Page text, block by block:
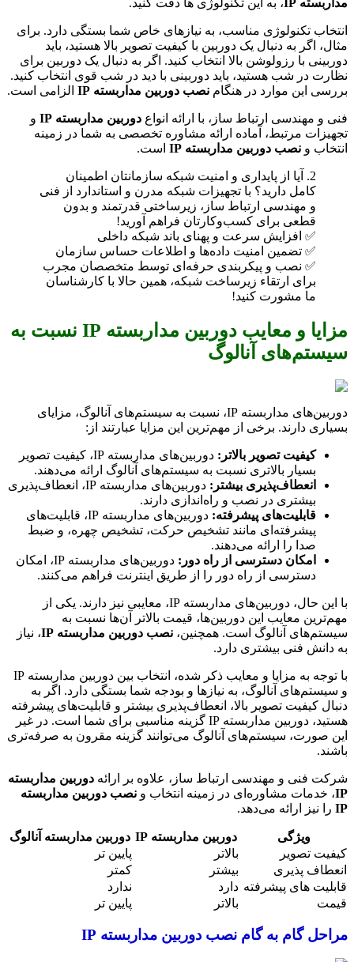
مداربسته IP ، به این تکنولوژی ها دقت کنید.
انتخاب تکنولوژی مناسب، به نیازهای خاص شما بستگی دارد. برای
مثال، اگر به دنبال یک دوربین با کیفیت تصویر بالا هستید، باید
دوربینی با رزولوشن بالا انتخاب کنید. اگر به دنبال یک دوربین برای
نظارت در شب هستید، باید دوربینی با دید در شب قوی انتخاب کنید.
بررسی این موارد در هنگام نصب دوربین مداربسته IP الزامی است.
فنی و مهندسی ارتباط ساز، با ارائه انواع دوربین مداربسته IP
و
تجهیزات مرتبط، آماده ارائه مشاوره تخصصی به شما در زمینه
انتخاب و نصب دوربین مداربسته IP است.
2. آیا از پایداری و امنیت شبکه سازمانتان اطمینان
کامل دارید؟ با تجهیزات شبکه مدرن و استاندارد از فنی
و مهندسی ارتباط ساز، زیرساختی قدرتمند و بدون
قطعی برای کسب‌وکارتان فراهم آورید!
✅ افزایش سرعت و پهنای باند شبکه داخلی
✅ تضمین امنیت داده‌ها و اطلاعات حساس سازمان
✅ نصب و پیکربندی حرفه‌ای توسط متخصصان مجرب
برای ارتقاء زیرساخت شبکه، همین حالا با کارشناسان
ما مشورت کنید!
مزایا و معایب دوربین مداربسته IP نسبت به
سیستم‌های آنالوگ
دوربین‌های مداربسته IP، نسبت به سیستم‌های آنالوگ، مزایای
بسیاری دارند. برخی از مهم‌ترین این مزایا عبارتند از:
کیفیت تصویر بالاتر:
دوربین‌های مداربسته IP، کیفیت تصویر
بسیار بالاتری نسبت به سیستم‌های آنالوگ ارائه می‌دهند.
انعطاف‌پذیری بیشتر:
دوربین‌های مداربسته IP، انعطاف‌پذیری
بیشتری در نصب و راه‌اندازی دارند.
قابلیت‌های پیشرفته:
دوربین‌های مداربسته IP، قابلیت‌های
پیشرفته‌ای مانند تشخیص حرکت، تشخیص چهره، و ضبط
صدا را ارائه می‌دهند.
امکان دسترسی از راه دور:
دوربین‌های مداربسته IP، امکان
دسترسی از راه دور را از طریق اینترنت فراهم می‌کنند.
با این حال، دوربین‌های مداربسته IP، معایبی نیز دارند. یکی از
مهم‌ترین معایب این دوربین‌ها، قیمت بالاتر آن‌ها نسبت به
سیستم‌های آنالوگ است. همچنین، نصب دوربین مداربسته IP
، نیاز
به دانش فنی بیشتری دارد.
با توجه به مزایا و معایب ذکر شده، انتخاب بین دوربین مداربسته IP
و سیستم‌های آنالوگ، به نیازها و بودجه شما بستگی دارد. اگر به
دنبال کیفیت تصویر بالا، انعطاف‌پذیری بیشتر و قابلیت‌های پیشرفته
هستید، دوربین مداربسته IP گزینه مناسبی برای شما است. در غیر
این صورت، سیستم‌های آنالوگ می‌توانند گزینه مقرون به صرفه‌تری
باشند.
شرکت فنی و مهندسی ارتباط ساز، علاوه بر ارائه دوربین مداربسته
IP، خدمات مشاوره‌ای در زمینه انتخاب و نصب دوربین مداربسته
IP را نیز ارائه می‌دهد.
ویژگی دوربین مداربسته IP
دوربین مداربسته آنالوگ
کیفیت تصویر
بالاتر
پایین تر
انعطاف پذیری
بیشتر
کمتر
قابلیت های پیشرفته دارد
ندارد
قیمت
بالاتر پایین تر
مراحل گام به گام نصب دوربین مداربسته IP